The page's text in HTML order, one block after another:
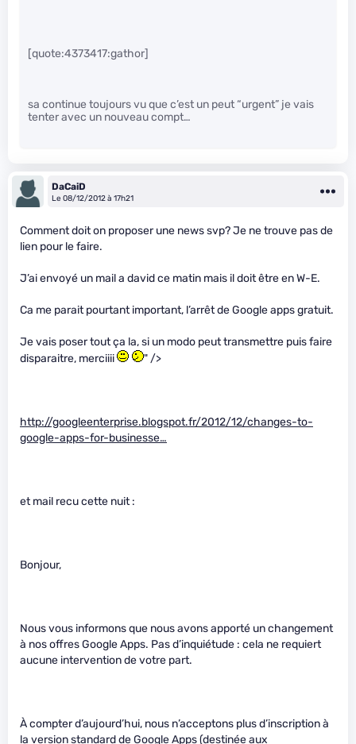
[quote:4373417:gathor]
sa continue toujours vu que c’est un peut “urgent” je vais
tenter avec un nouveau compt…
DaCaiD
Le 08/12/2012 à 17h21
Comment doit on proposer une news svp? Je ne trouve pas de
lien pour le faire.
J’ai envoyé un mail a david ce matin mais il doit être en W-E.
Ca me parait pourtant important, l’arrêt de Google apps gratuit.
Je vais poser tout ça la, si un modo peut transmettre puis faire
disparaitre, merciiii
" />
http://googleenterprise.blogspot.fr/2012/12/changes-to-
google-apps-for-businesse…
et mail recu cette nuit :
Bonjour,
Nous vous informons que nous avons apporté un changement
à nos offres Google Apps. Pas d’inquiétude : cela ne requiert
aucune intervention de votre part.
À compter d’aujourd’hui, nous n’acceptons plus d’inscription à
la version standard de Google Apps (destinée aux